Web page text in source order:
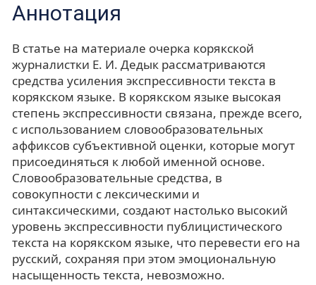
Аннотация
В статье на материале очерка корякской
журналистки Е. И. Дедык рассматриваются
средства усиления экспрессивности текста в
корякском языке. В корякском языке высокая
степень экспрессивности связана, прежде всего,
с использованием словообразовательных
аффиксов субъективной оценки, которые могут
присоединяться к любой именной основе.
Словообразовательные средства, в
совокупности с лексическими и
синтаксическими, создают настолько высокий
уровень экспрессивности публицистического
текста на корякском языке, что перевести его на
русский, сохраняя при этом эмоциональную
насыщенность текста, невозможно.